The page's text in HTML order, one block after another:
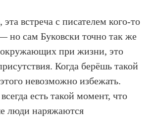
встреча с писателем кого-то
но сам Буковски точно так же
при жизни, это
Когда берёшь такой
невозможно избежать.
есть такой момент, что
люди наряжаются